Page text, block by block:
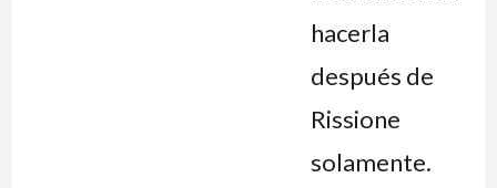
hacerla
después de
Rissione
solamente.